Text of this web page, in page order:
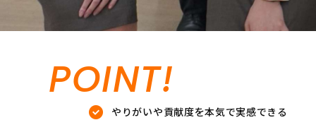
POINT!
やりがいや貢献度を本気で実感できる